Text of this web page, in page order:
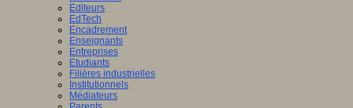
Editeurs
EdTech
Encadrement
Enseignants
Entreprises
Etudiants
Filières industrielles
Institutionnels
Médiateurs